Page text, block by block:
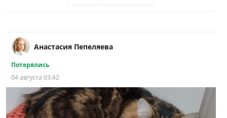
Анастасия Пепеляева
Потерялись
04 августа 03:42